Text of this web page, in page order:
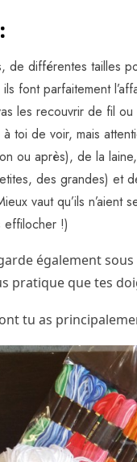
de différentes tailles
font parfaitement
les recouvrir de fil
toi de voir, mais
ou après), de la
des grandes) et
vaut qu’ils n’aient
effilocher !)
également
pratique que tes
tu as